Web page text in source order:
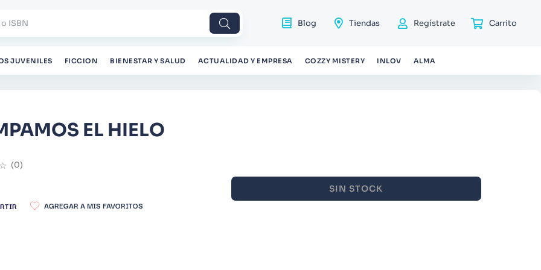
Blog Tiendas Regístrate
JUVENILES FICCION BIENESTAR Y SALUD ACTUALIDAD Y EMPRESA COZZY MISTERY INLOV ALMA
EL HIELO
☆ (0)
SIN STOCK